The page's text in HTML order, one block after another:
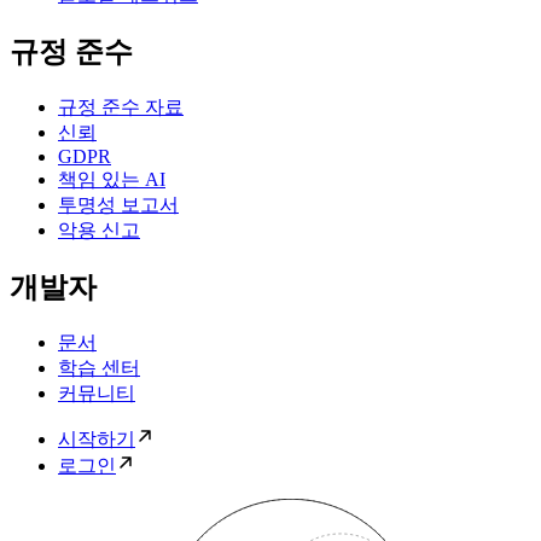
규정 준수
규정 준수 자료
신뢰
GDPR
책임 있는 AI
투명성 보고서
악용 신고
개발자
문서
학습 센터
커뮤니티
시작하기
로그인